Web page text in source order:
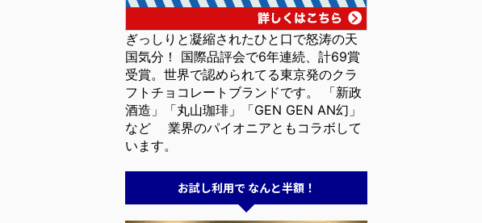
ぎっしりと凝縮されたひと口で怒涛の天
国気分！ 国際品評会で6年連続、計69賞
受賞。世界で認められてる東京発のクラ
フトチョコレートブランドです。 「新政
酒造」「丸山珈琲」「GEN GEN AN幻」
など 業界のパイオニアともコラボして
います。
お試し利用で なんと半額！